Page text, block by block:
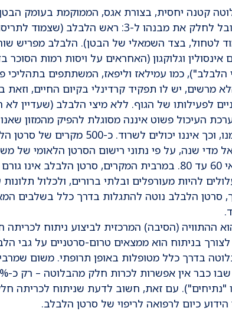
קטנה יחסית, בצורת אגס, הממוקמת בעומק
התריסריון. מקובל לחלק את מבנהו ל-3: ראש
לטחול, בצד השמאלי של הבטן). הלבלב מפריש
אינסולין וגלוקגון (האחראים על ויסות רמות הסוכר
הלבלב"), כמו עמילאז וליפאז, המשתתפים בתהליכי
מרשים, יש לו תפקיד קרדינלי בקיום החיים, וזאת
לפעילותו של הגוף. ללא מיצי הלבלב (שעדיין לא
העיכול פשוט איננה מסוגלת להפיק מהמזון
הדרושים לקיומנו, וכך איננו יכולים
מדי שנה, על פי נתוני רישום הסרטן הלאומי של
מטופלים בגילאי 60 עד 80. במרבית המקרים, סרטן
להיות מעורפלים ובלתי ברורים, ולכלול
סרטן הלבלב נוטה להתגלות בדרך כלל בשלבים
ההתוויה (הסיבה) המרכזית לביצוע ניתוח
בניתוח הוא ממצאים טרום-סרטניים על גבי
בדרך כלל מטופלות באופן תרופתי. משום
"נתיחים"). עם זאת, חשוב לדעת שניתוח לכריתה
כיום לרפואה לריפוי של סרטן הלבלב.